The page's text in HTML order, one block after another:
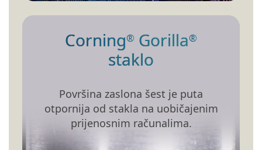
Corning® Gorilla®
staklo
Površina zaslona šest je puta
otpornija od stakla na uobičajenim
prijenosnim računalima.